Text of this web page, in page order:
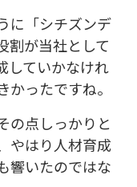
に「シチズンデ
割が当社として
していかなけれ
ったですね。
の点しっかりと
やはり人材育成
響いたのではな